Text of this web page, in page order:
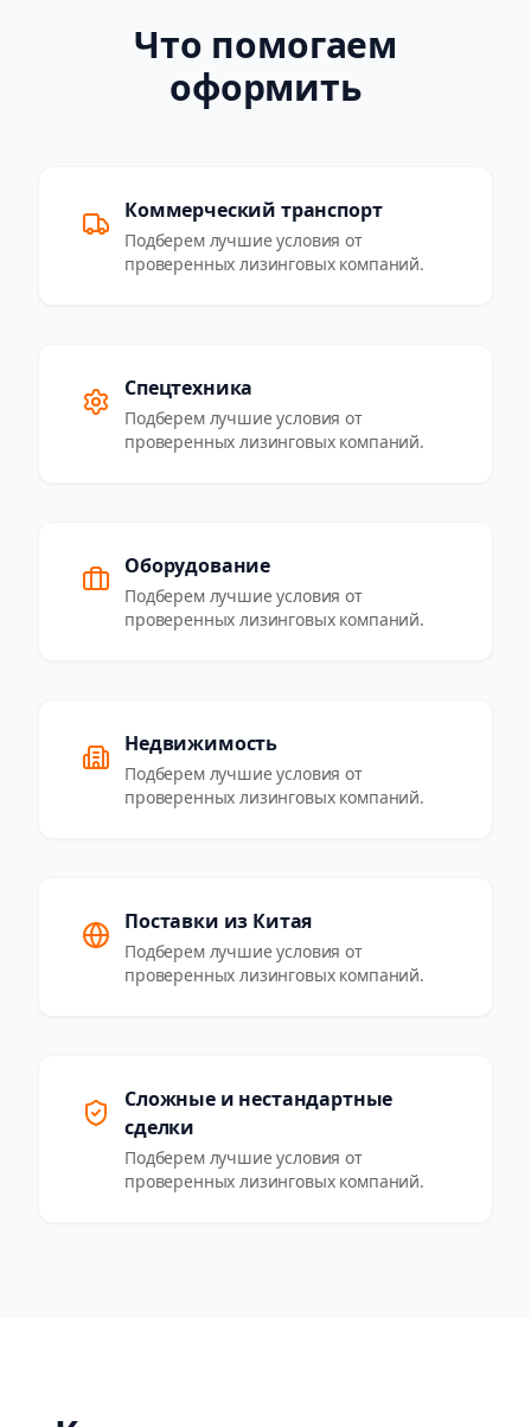
Что помогаем
оформить
Коммерческий транспорт
Подберем лучшие условия от
проверенных лизинговых компаний.
Спецтехника
Подберем лучшие условия от
проверенных лизинговых компаний.
Оборудование
Подберем лучшие условия от
проверенных лизинговых компаний.
Недвижимость
Подберем лучшие условия от
проверенных лизинговых компаний.
Поставки из Китая
Подберем лучшие условия от
проверенных лизинговых компаний.
Сложные и нестандартные
сделки
Подберем лучшие условия от
проверенных лизинговых компаний.